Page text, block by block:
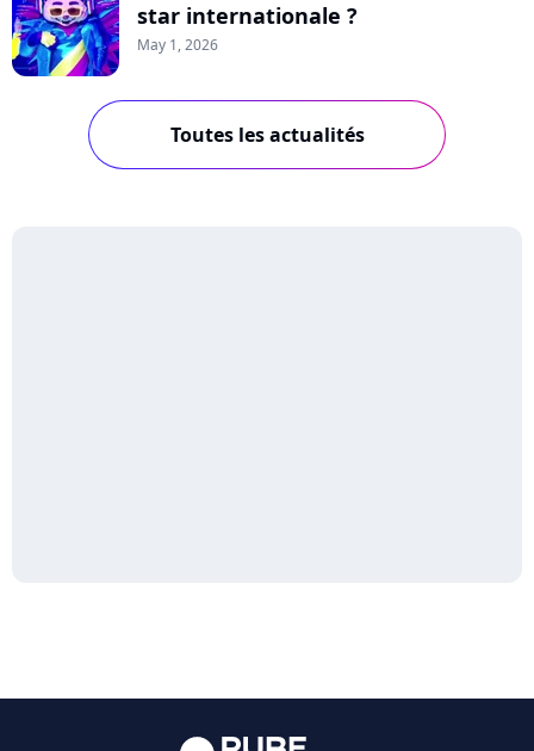
star internationale ?
May 1, 2026
Toutes les actualités